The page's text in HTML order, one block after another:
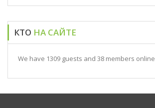
КТО НА САЙТЕ
We have 1309 guests and 38 members online